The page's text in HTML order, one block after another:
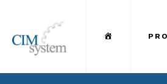
Menu Item